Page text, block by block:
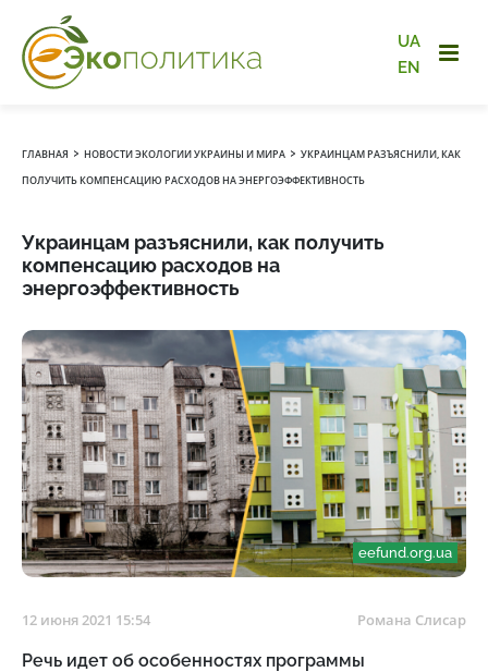
UA
EN
ГЛАВНАЯ › НОВОСТИ ЭКОЛОГИИ УКРАИНЫ И МИРА › УКРАИНЦАМ РАЗЪЯСНИЛИ, КАК
ПОЛУЧИТЬ КОМПЕНСАЦИЮ РАСХОДОВ НА ЭНЕРГОЭФФЕКТИВНОСТЬ
Украинцам разъяснили, как получить
компенсацию расходов на
энергоэффективность
eefund.org.ua
12 июня 2021 15:54 Романа Слисар
Речь идет об особенностях программы